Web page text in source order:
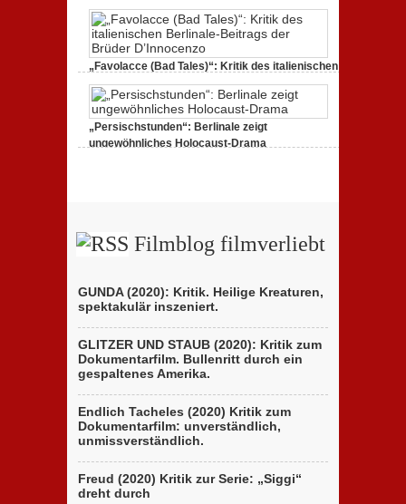
„Saudi
Runaway“:
Berlinale
Handydokumentation
einer
„Favolacce (Bad Tales)“: Kritik des italienischen
Berlinale-Beitrags der Brüder D’Innocenzo
25. Februar 2020,Keine Kommentarezu
„Favolacce
(Bad
Tales)“:
Kritik
des
„Persischstunden“: Berlinale zeigt
ungewöhnliches Holocaust-Drama
Filmblog filmverliebt
GUNDA (2020): Kritik. Heilige Kreaturen,
spektakulär inszeniert.
GLITZER UND STAUB (2020): Kritik zum
Dokumentarfilm. Bullenritt durch ein
gespaltenes Amerika.
Endlich Tacheles (2020) Kritik zum
Dokumentarfilm: unverständlich,
unmissverständlich.
Freud (2020) Kritik zur Serie: „Siggi“
dreht durch